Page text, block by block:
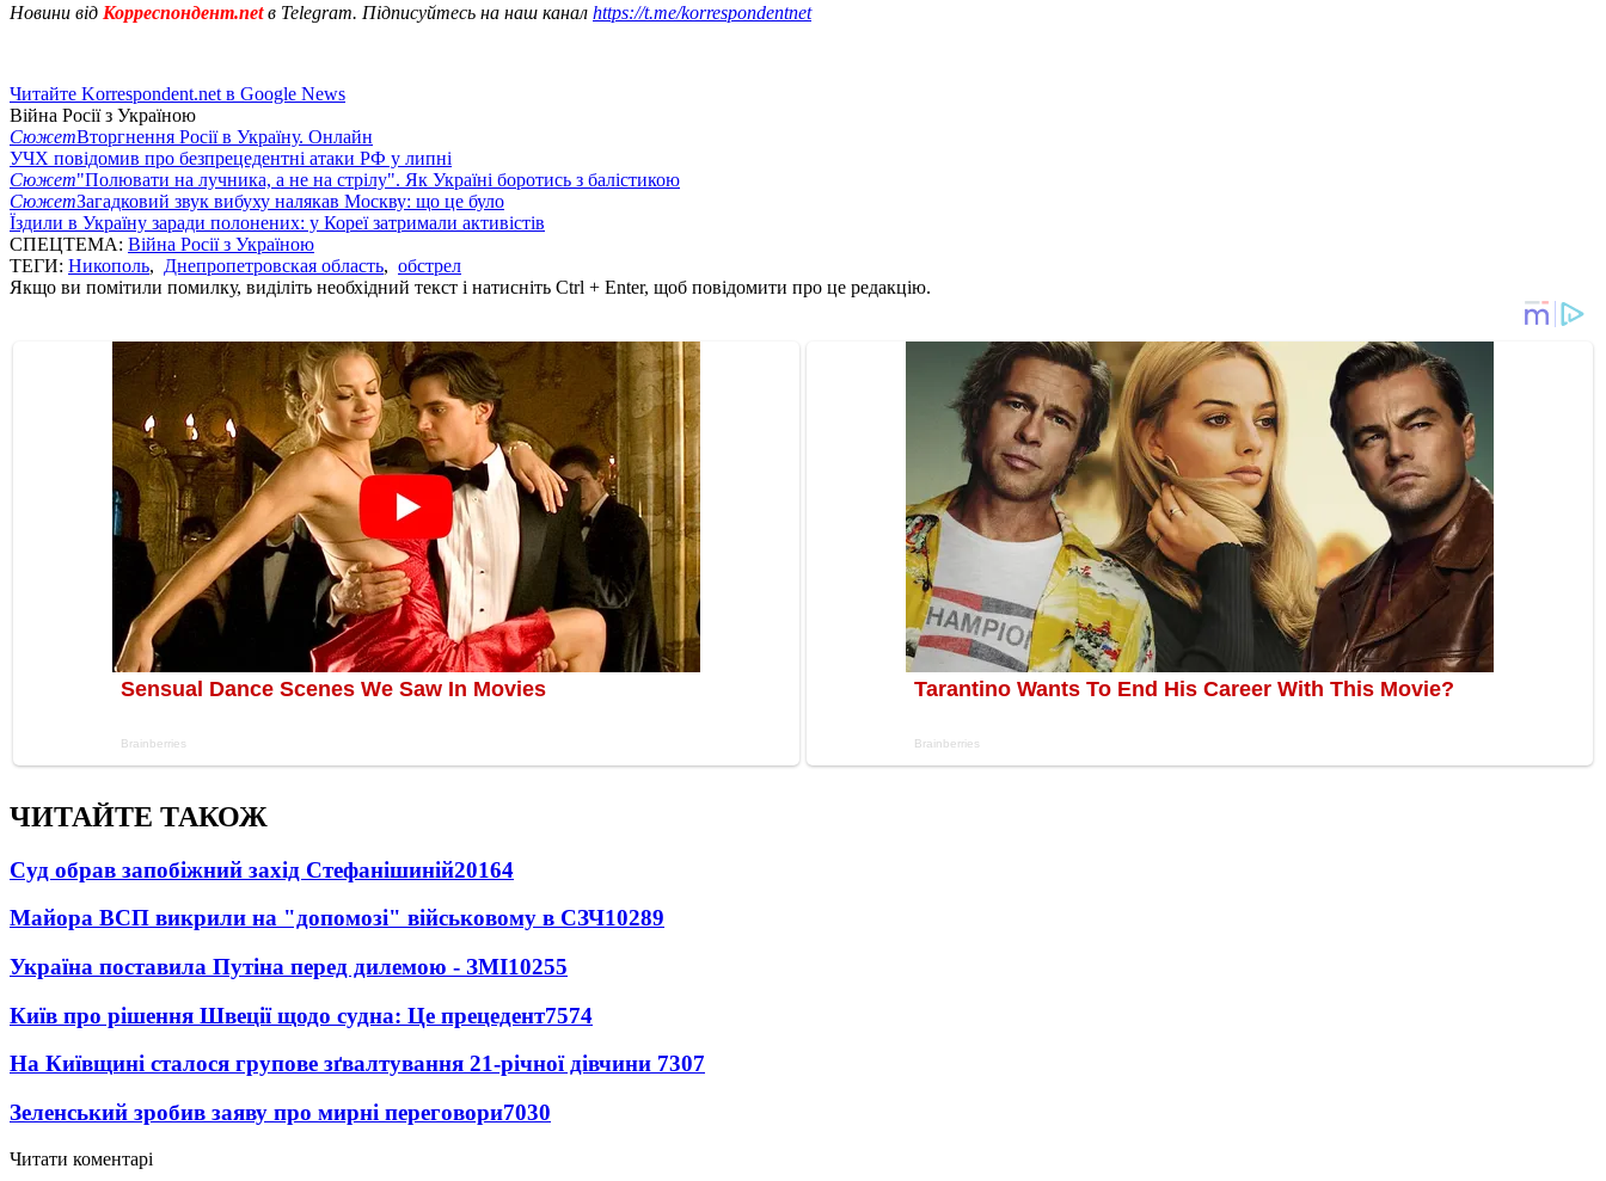
Новини від Корреспондент.netв Telegram. Підписуйтесь на наш канал https://t.me/korrespondentnet
Читайте Korrespondent.net в Google News
Війна Росії з Україною
СюжетВторгнення Росії в Україну. Онлайн
УЧХ повідомив про безпрецедентні атаки РФ у липні
Сюжет"Полювати на лучника, а не на стрілу". Як Україні боротись з балістикою
СюжетЗагадковий звук вибуху налякав Москву: що це було
Їздили в Україну заради полонених: у Кореї затримали активістів
СПЕЦТЕМА: Війна Росії з Україною
ТЕГИ: Никополь, Днепропетровская область, обстрел
Якщо ви помітили помилку, виділіть необхідний текст і натисніть Ctrl + Enter, щоб повідомити про це редакцію.
ЧИТАЙТЕ ТАКОЖ
Суд обрав запобіжний захід Стефанішиній20164
Майора ВСП викрили на "допомозі" військовому в СЗЧ10289
Україна поставила Путіна перед дилемою - ЗМІ10255
Київ про рішення Швеції щодо судна: Це прецедент7574
На Київщині сталося групове зґвалтування 21-річної дівчини 7307
Зеленський зробив заяву про мирні переговори7030
Читати коментарі